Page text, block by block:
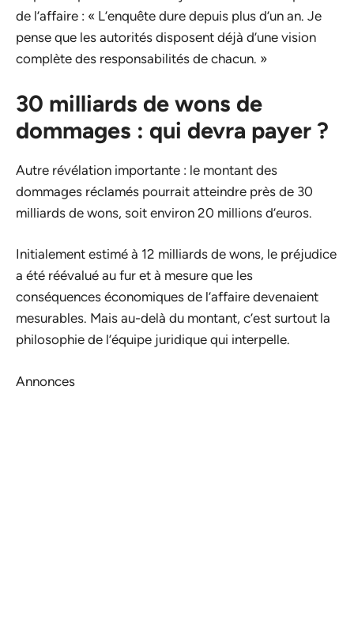
de l’affaire : « L’enquête dure depuis plus d’un an. Je
pense que les autorités disposent déjà d’une vision
complète des responsabilités de chacun. »
30 milliards de wons de
dommages : qui devra payer ?
Autre révélation importante : le montant des
dommages réclamés pourrait atteindre près de 30
milliards de wons, soit environ 20 millions d’euros.
Initialement estimé à 12 milliards de wons, le préjudice
a été réévalué au fur et à mesure que les
conséquences économiques de l’affaire devenaient
mesurables. Mais au-delà du montant, c’est surtout la
philosophie de l’équipe juridique qui interpelle.
Annonces